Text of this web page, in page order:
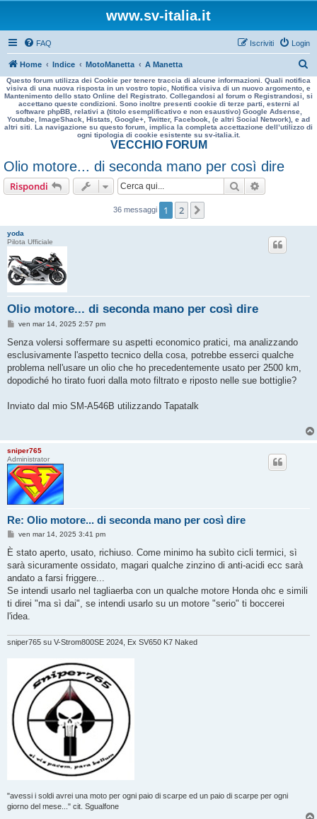
www.sv-italia.it
FAQ Login
Iscriviti
Home Indice MotoManetta A Manetta
e
r
a
Questo forum utilizza dei Cookie per tenere traccia di alcune informazioni. Quali notifica
visiva di una nuova risposta in un vostro topic, Notifica visiva di un nuovo argomento, e
Mantenimento dello stato Online del Registrato. Collegandosi al forum o Registrandosi, si
accettano queste condizioni. Sono inoltre presenti cookie di terze parti, esterni al
software phpBB, relativi a (titolo esemplificativo e non esaustivo) Google Adsense,
Youtube, ImageShack, Histats, Google+, Twitter, Facebook, (e altri Social Network), e ad
altri siti. La navigazione su questo forum, implica la completa accettazione dell’utilizzo di
ogni tipologia di cookie esistente su sv-italia.it.
VECCHIO FORUM
Olio motore... di seconda mano per così dire
Rispondi Cerca
36 messaggi 1 2
yoda
Pilota Ufficiale
Olio motore... di seconda mano per così dire
M
s
a
g
i
ven mar 14, 2025 2:57 pm
Senza volersi soffermare su aspetti economico pratici, ma analizzando
esclusivamente l'aspetto tecnico della cosa, potrebbe esserci qualche
problema nell'usare un olio che ho precedentemente usato per 2500 km,
dopodiché ho tirato fuori dalla moto filtrato e riposto nelle sue bottiglie?
Inviato dal mio SM-A546B utilizzando Tapatalk
sniper765
Administrator
Re: Olio motore... di seconda mano per così dire
M
s
a
g
i
o
ven mar 14, 2025 3:41 pm
È stato aperto, usato, richiuso. Come minimo ha subìto cicli termici, sì
sarà sicuramente ossidato, magari qualche zinzino di anti-acidi ecc sarà
andato a farsi friggere...
Se intendi usarlo nel tagliaerba con un qualche motore Honda ohc e simili
ti direi "ma sì dai", se intendi usarlo su un motore "serio" ti boccerei
l'idea.
sniper765 su V-Strom800SE 2024, Ex SV650 K7 Naked
"avessi i soldi avrei una moto per ogni paio di scarpe ed un paio di scarpe per ogni
giorno del mese..." cit. Sgualfone